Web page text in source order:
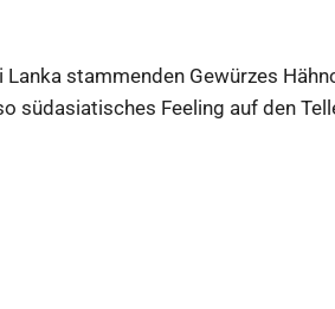
stammenden Gewürzes
südasiatisches Feeling auf den